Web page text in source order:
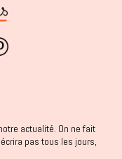
actualité. On ne fait
pas tous les jours,